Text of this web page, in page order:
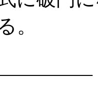
。